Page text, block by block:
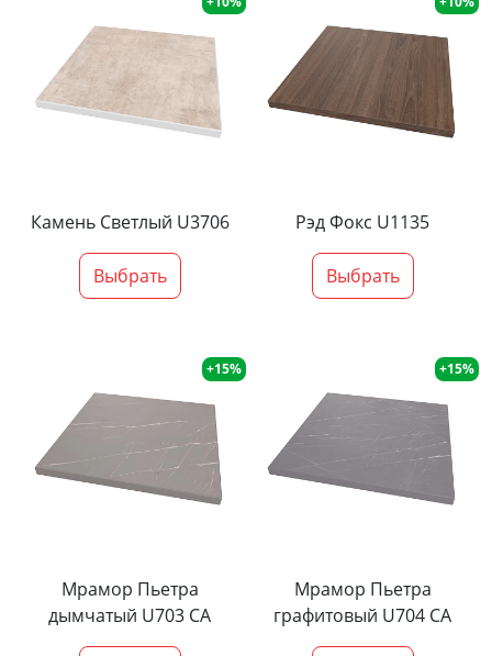
Камень Светлый U3706
Выбрать
Рэд Фокс U1135
Выбрать
+15%
Мрамор Пьетра
дымчатый U703 CA
+15%
Мрамор Пьетра
графитовый U704 CA